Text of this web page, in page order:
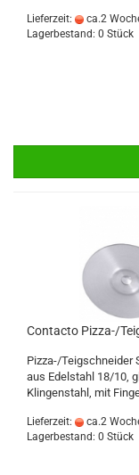
Lieferzeit: ca.2
Lagerbestand: 0 Stück
Contacto Pizza-/
Pizza-/Teigschneider
aus Edelstahl 18/10,
Klingenstahl, mit
Lieferzeit: ca.2
Lagerbestand: 0 Stück